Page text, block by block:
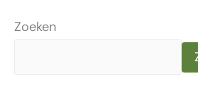
Zoeken